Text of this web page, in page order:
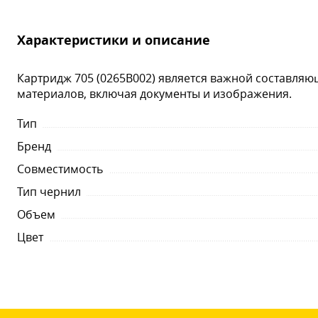
Характеристики и описание
Картридж 705 (0265B002) является важной
материалов, включая документы и изображения.
Тип
Бренд
Совместимость
Тип чернил
Объем
Цвет